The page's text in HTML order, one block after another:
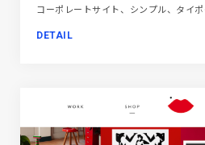
DETAIL